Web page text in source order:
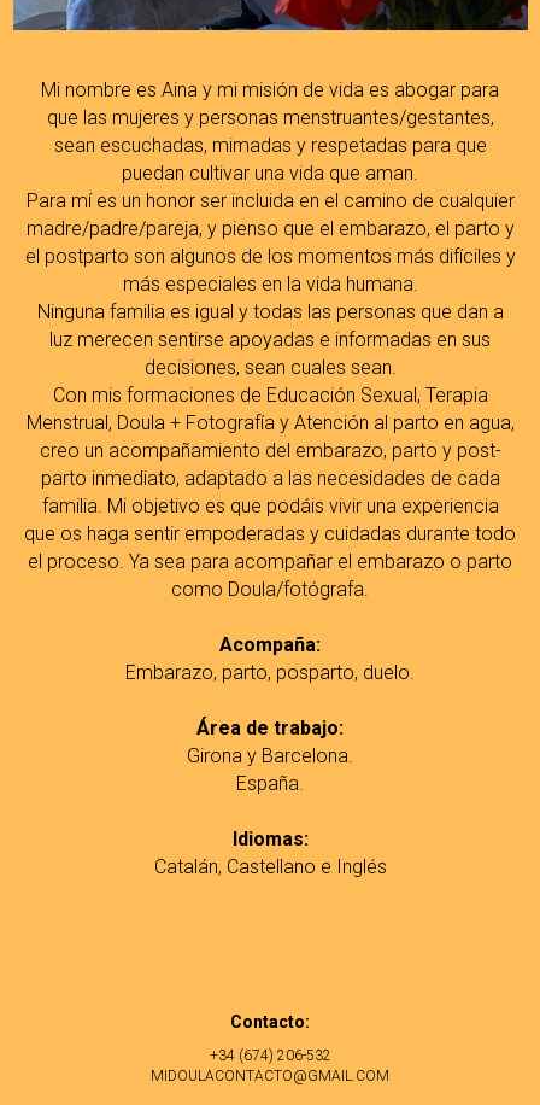
Mi nombre es Aina y mi misión de vida es abogar para
que las mujeres y personas menstruantes/gestantes,
sean escuchadas, mimadas y respetadas para que
puedan cultivar una vida que aman.
Para mí es un honor ser incluida en el camino de cualquier
madre/padre/pareja, y pienso que el embarazo, el parto y
el postparto son algunos de los momentos más difíciles y
más especiales en la vida humana.
Ninguna familia es igual y todas las personas que dan a
luz merecen sentirse apoyadas e informadas en sus
decisiones, sean cuales sean.
Con mis formaciones de Educación Sexual, Terapia
Menstrual, Doula + Fotografía y Atención al parto en agua,
creo un acompañamiento del embarazo, parto y post-
parto inmediato, adaptado a las necesidades de cada
familia. Mi objetivo es que podáis vivir una experiencia
que os haga sentir empoderadas y cuidadas durante todo
el proceso. Ya sea para acompañar el embarazo o parto
como Doula/fotógrafa.
Acompaña:
Embarazo, parto, posparto, duelo.
Área de trabajo:
Girona y Barcelona.
España.
Idiomas:
Catalán, Castellano e Inglés
Contacto:
+34 (674) 206-532
MIDOULACONTACTO@GMAIL.COM